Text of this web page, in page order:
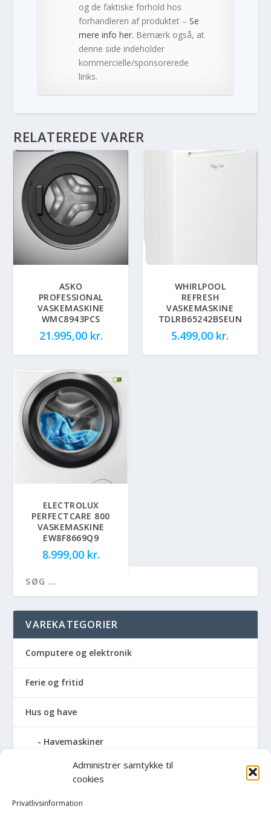
Administrer samtykke til
cookies
Privatlivsinformation
og de faktiske forhold hos
forhandleren af produktet –Se
mere info her. Bemærk også, at
denne side indeholder
kommercielle/sponsorerede
links.
RELATEREDE VARER
ASKO
PROFESSIONAL
VASKEMASKINE
WMC8943PCS
21.995,00 kr.
WHIRLPOOL
REFRESH
VASKEMASKINE
TDLRB65242BSEUN
5.499,00 kr.
ELECTROLUX
PERFECTCARE 800
VASKEMASKINE
EW8F8669Q9
8.999,00 kr.
VAREKATEGORIER
Computere og elektronik
Ferie og fritid
Hus og have
Havemaskiner
Hvidevarer
Køkken